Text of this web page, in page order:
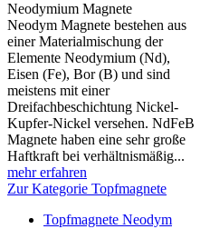
Neodymium Magnete
Neodym Magnete bestehen aus
einer Materialmischung der
Elemente Neodymium (Nd),
Eisen (Fe), Bor (B) und sind
meistens mit einer
Dreifachbeschichtung Nickel-
Kupfer-Nickel versehen. NdFeB
Magnete haben eine sehr große
Haftkraft bei verhältnismäßig...
mehr erfahren
Zur Kategorie Topfmagnete
Topfmagnete Neodym